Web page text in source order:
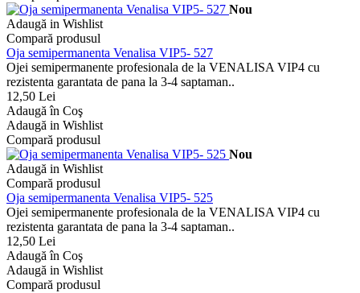
Nou
Adaugă in Wishlist
Compară produsul
Oja semipermanenta Venalisa VIP5- 527
Ojei semipermanente profesionala de la VENALISA VIP4 cu
rezistenta garantata de pana la 3-4 saptaman..
12,50 Lei
Adaugă în Coş
Adaugă in Wishlist
Compară produsul
Nou
Adaugă in Wishlist
Compară produsul
Oja semipermanenta Venalisa VIP5- 525
Ojei semipermanente profesionala de la VENALISA VIP4 cu
rezistenta garantata de pana la 3-4 saptaman..
12,50 Lei
Adaugă în Coş
Adaugă in Wishlist
Compară produsul